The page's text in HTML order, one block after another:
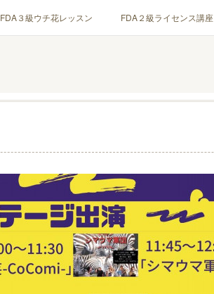
FDA３級ウチ花レッスン FDA２級ライセンス講座